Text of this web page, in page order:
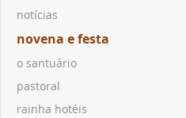
notícias
novena e festa
o santuário
pastoral
rainha hotéis